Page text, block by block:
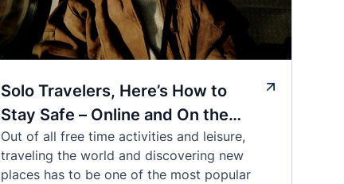
Solo Travelers, Here’s How to
Stay Safe – Online and On the
Road
Out of all free time activities and leisure,
traveling the world and discovering new
places has to be one of the most popular